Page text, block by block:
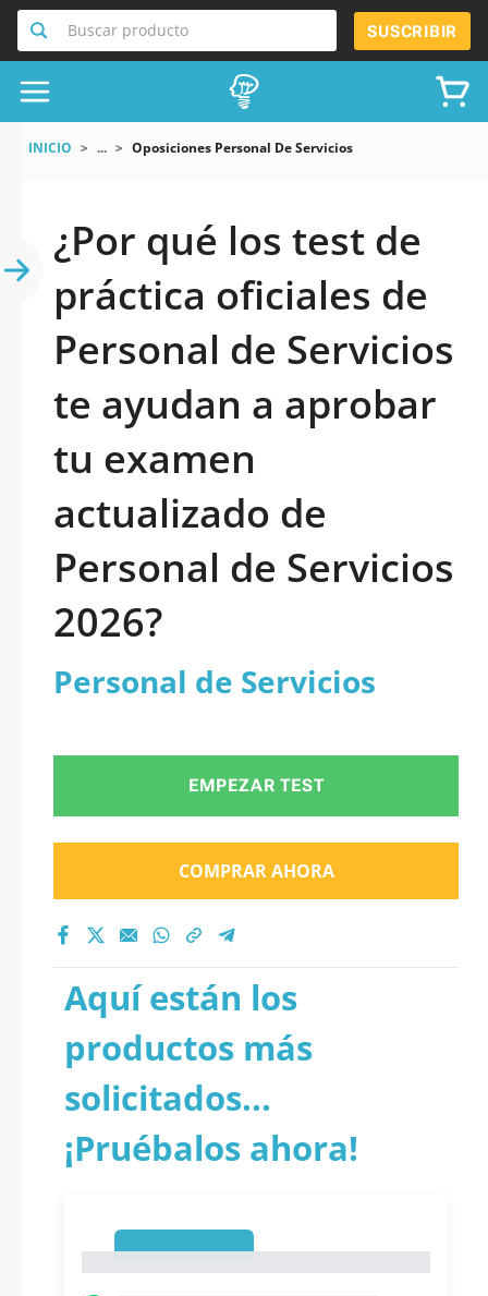
Buscar producto SUSCRIBIR
INICIO ... Oposiciones Personal De Servicios
¿Por qué los test de
práctica oficiales de
Personal de Servicios
te ayudan a aprobar
tu examen
actualizado de
Personal de Servicios
2026?
Personal de Servicios
EMPEZAR TEST
COMPRAR AHORA
Aquí están los
productos más
solicitados...
¡Pruébalos ahora!